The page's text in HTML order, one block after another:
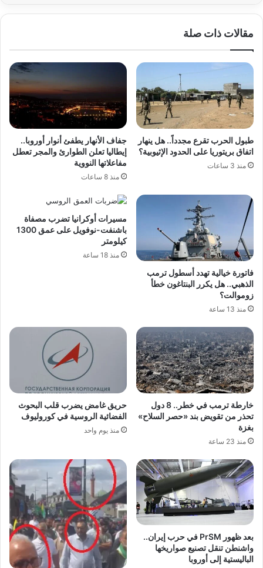
مقالات ذات صلة
طبول الحرب تقرع مجدداً.. هل ينهار
اتفاق بريتوريا على الحدود الإثيوبية؟
منذ 3 ساعات
جفاف الأنهار يطفئ أنوار أوروبا..
إيطاليا تعلن الطوارئ والمجر تعطل
مفاعلاتها النووية
منذ 8 ساعات
فاتورة خيالية تهدد أسطول ترمب
الذهبي.. هل يكرر البنتاغون خطأ
زوموالت؟
منذ 13 ساعة
مسيرات أوكرانيا تضرب مصفاة
باشنفت-نوفويل على عمق 1300
كيلومتر
منذ 18 ساعة
خارطة ترمب في خطر.. 8 دول
تحذر من تقويض بند «حصر السلاح»
بغزة
منذ 23 ساعة
حريق غامض يضرب قلب البحوث
الفضائية الروسية في كوروليوف
منذ يوم واحد
بعد ظهور PrSM في حرب إيران..
واشنطن تنقل تصنيع صواريخها
الباليستية إلى أوروبا